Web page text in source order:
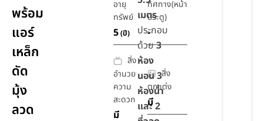
พร้อม
แอร์
เหล็ก
ดัด
มุ้ง
ลวด
อายุ
ทรัพย์
5(ปี)
ทิศทาง(หน้า
ประตู)
-
สิ่ง
อำนวย
ความ
สะดวก
มี
สิ่ง
ตกแต่ง
มี
เมตร
ประกอบ
ด้วย3
ห้อง
นอน 3
ห้องน้ำ
และ 2